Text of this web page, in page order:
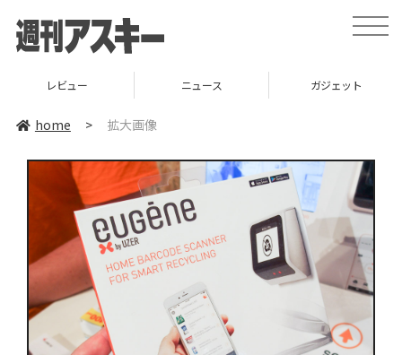
toggle
レビュー ニュース ガジェット
home > 拡大画像